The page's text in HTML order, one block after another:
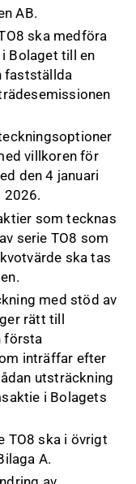
AB.
ska medföra
Bolaget till en
fastställda
villkoren för
den 4 januari
2026.
som tecknas
serie TO8 som
ska tas
med stöd av
rätt till
första
inträffar efter
utsträckning
i Bolagets
TO8 ska i övrigt
A.